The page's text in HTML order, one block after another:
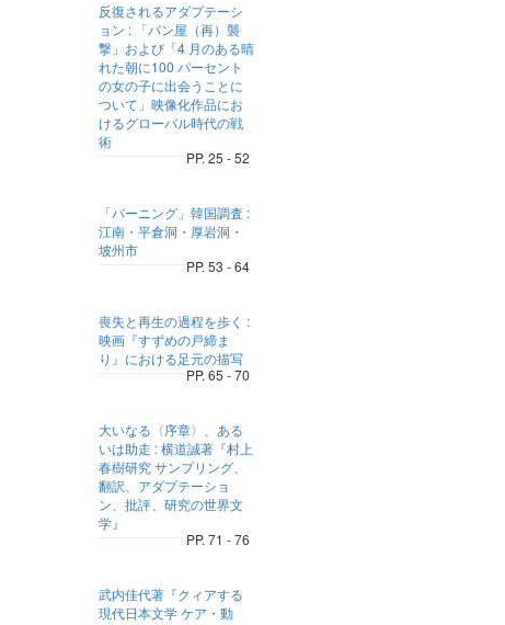
反復されるアダプテーシ
ョン : 「パン屋（再）襲
撃」および「4 月のある晴
れた朝に100 パーセント
の女の子に出会うことに
ついて」映像化作品にお
けるグローバル時代の戦
術
PP. 25 - 52
「バーニング」韓国調査 :
江南・平倉洞・厚岩洞・
坡州市
PP. 53 - 64
喪失と再生の過程を歩く :
映画『すずめの戸締ま
り』における足元の描写
PP. 65 - 70
大いなる〈序章〉、ある
いは助走 : 横道誠著『村上
春樹研究 サンプリング、
翻訳、アダプテーショ
ン、批評、研究の世界文
学』
PP. 71 - 76
武内佳代著『クィアする
現代日本文学 ケア・動